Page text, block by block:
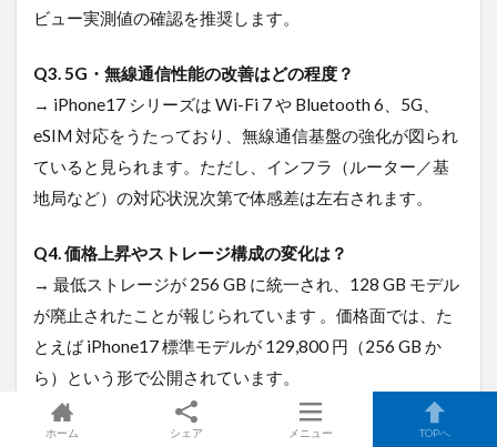
ビュー実測値の確認を推奨します。
Q3. 5G・無線通信性能の改善はどの程度？
→ iPhone17 シリーズは Wi-Fi 7 や Bluetooth 6、5G、
eSIM 対応をうたっており、無線通信基盤の強化が図られ
ていると見られます。ただし、インフラ（ルーター／基
地局など）の対応状況次第で体感差は左右されます。
Q4. 価格上昇やストレージ構成の変化は？
→ 最低ストレージが 256 GB に統一され、128 GB モデル
が廃止されたことが報じられています 。価格面では、た
とえば iPhone17 標準モデルが 129,800 円（256 GB か
ら）という形で公開されています。
Q5. 法人導入時の注意点は？
ホーム シェア メニュー TOPへ